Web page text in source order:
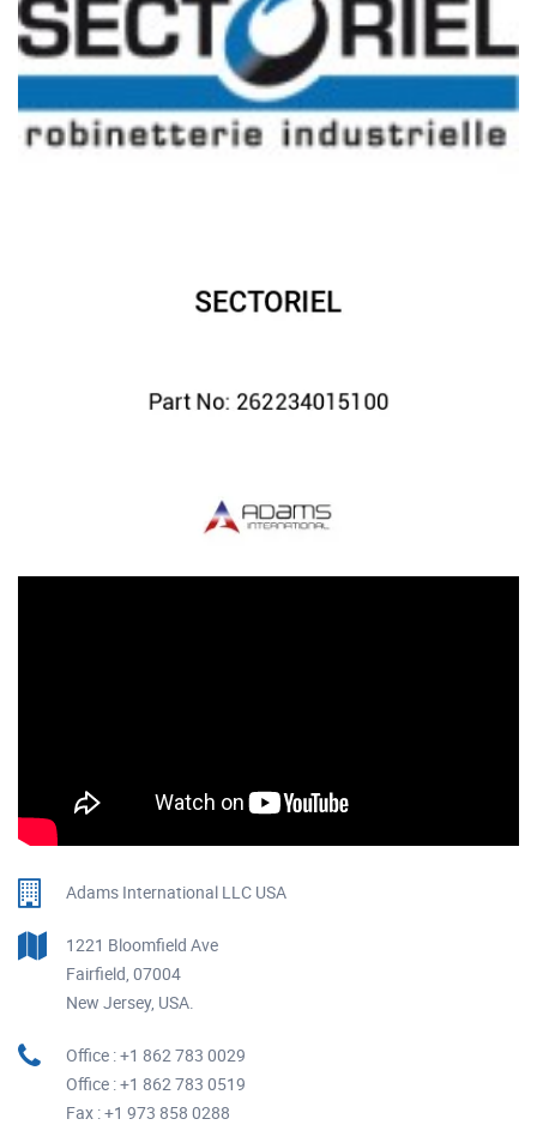
Adams International LLC USA
1221 Bloomfield Ave
Fairfield, 07004
New Jersey, USA.
Office : +1 862 783 0029
Office : +1 862 783 0519
Fax : +1 973 858 0288